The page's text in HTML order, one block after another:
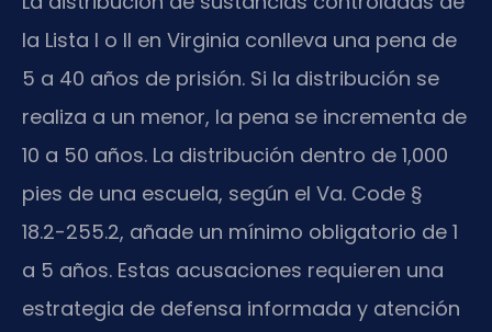
la Lista I o II en Virginia conlleva una pena de
5 a 40 años de prisión. Si la distribución se
realiza a un menor, la pena se incrementa de
10 a 50 años. La distribución dentro de 1,000
pies de una escuela, según el Va. Code §
18.2-255.2, añade un mínimo obligatorio de 1
a 5 años. Estas acusaciones requieren una
estrategia de defensa informada y atención